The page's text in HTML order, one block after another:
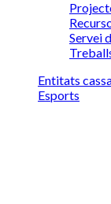
Servei
Entitats
Esports